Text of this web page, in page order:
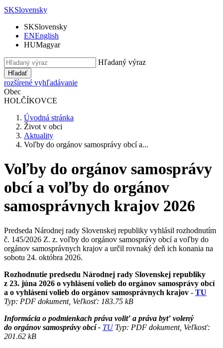
SKSlovensky
SKSlovensky
ENEnglish
HUMagyar
Hľadaný výraz
Hľadať
rozšírené vyhľadávanie
Obec
HOLČÍKOVCE
Úvodná stránka
Život v obci
Aktuality
Voľby do orgánov samosprávy obcí a...
Voľby do orgánov samosprávy
obcí a voľby do orgánov
samosprávnych krajov 2026
Predseda Národnej rady Slovenskej republiky vyhlásil rozhodnutím
č. 145/2026 Z. z. voľby do orgánov samosprávy obcí a voľby do
orgánov samosprávnych krajov a určil rovnaký deň ich konania na
sobotu 24. októbra 2026.
Rozhodnutie predsedu Národnej rady Slovenskej republiky
z 23. júna 2026 o vyhlásení volieb do orgánov samosprávy obcí
a o vyhlásení volieb do orgánov samosprávnych krajov - TU
Typ: PDF dokument, Veľkosť: 183.75 kB
Informácia o podmienkach práva voliť a práva byť volený
do orgánov samosprávy obcí - TUTyp: PDF dokument, Veľkosť:
201.62 kB